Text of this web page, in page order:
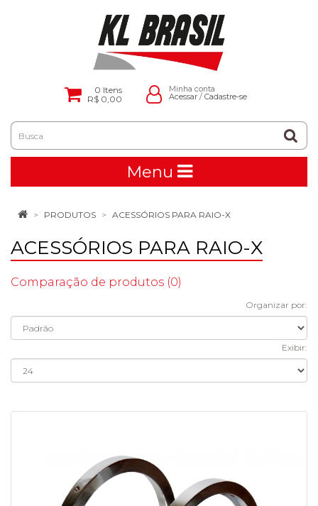
0 Itens
R$ 0,00
Minha conta
Acessar/ Cadastre-se
Menu
PRODUTOS ACESSÓRIOS PARA RAIO-X
ACESSÓRIOS PARA RAIO-X
Comparação de produtos (0)
Organizar por:
Exibir: